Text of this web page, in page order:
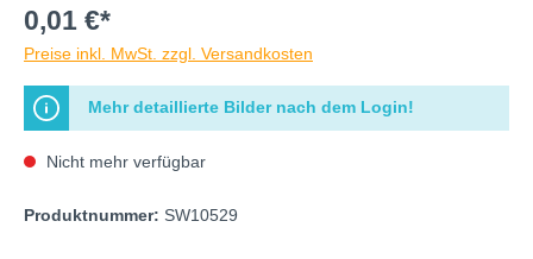
0,01 €*
Preise inkl. MwSt. zzgl. Versandkosten
Mehr detaillierte Bilder nach dem Login!
Nicht mehr verfügbar
Produktnummer: SW10529